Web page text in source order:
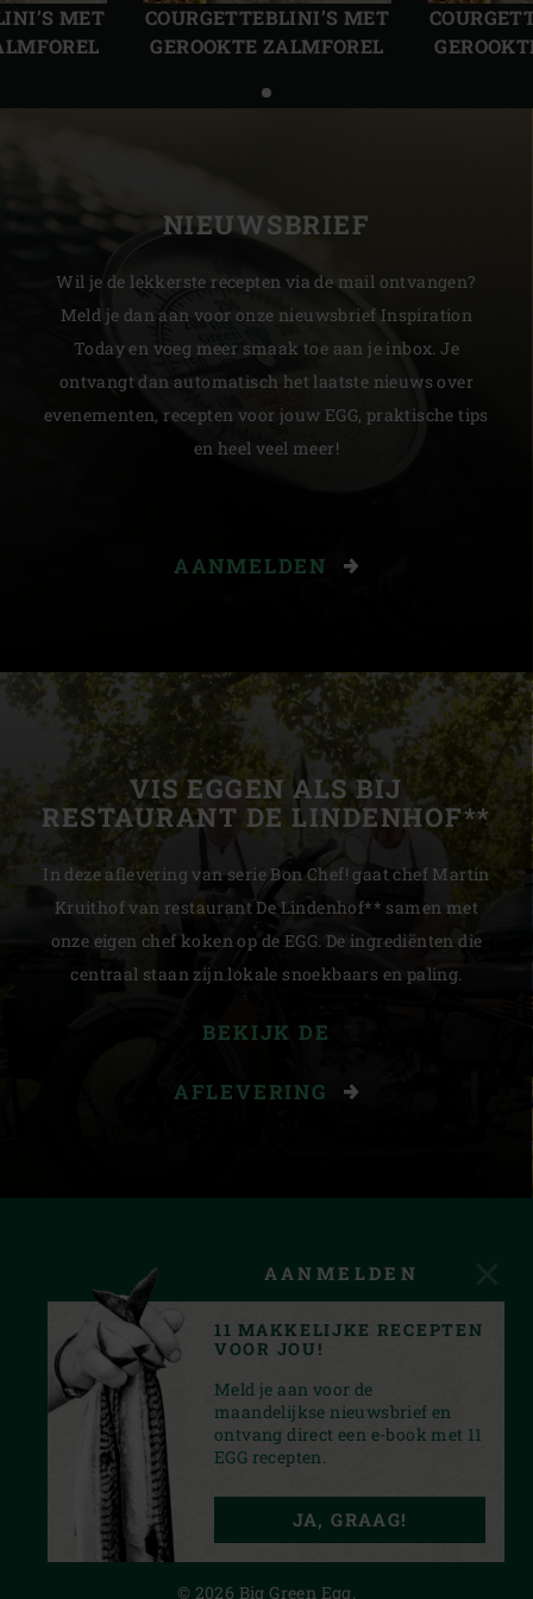
MET
COURGETTEBLINI’S MET
GEROOKTE ZALMFOREL
NIEUWSBRIEF
Wil je de lekkerste recepten via de mail ontvangen?
Meld je dan aan voor onze nieuwsbrief Inspiration
Today en voeg meer smaak toe aan je inbox. Je
ontvangt dan automatisch het laatste nieuws over
evenementen, recepten voor jouw EGG, praktische tips
en heel veel meer!
AANMELDEN
VIS EGGEN ALS BIJ
RESTAURANT DE LINDENHOF**
In deze aflevering van serie Bon Chef! gaat chef Martin
Kruithof van restaurant De Lindenhof** samen met
onze eigen chef koken op de EGG. De ingrediënten die
centraal staan zijn lokale snoekbaars en paling.
BEKIJK DE
AFLEVERING
INSTAGRAMYOUTUBETIKTOKFACEBOOKPINTEREST
PRIVACY STATEMENT
© 2026 Big Green Egg.
AANMELDEN
11 MAKKELIJKE RECEPTEN
VOOR JOU!
Meld je aan voor de
maandelijkse nieuwsbrief en
ontvang direct een e-book met 11
EGG recepten.
JA, GRAAG!